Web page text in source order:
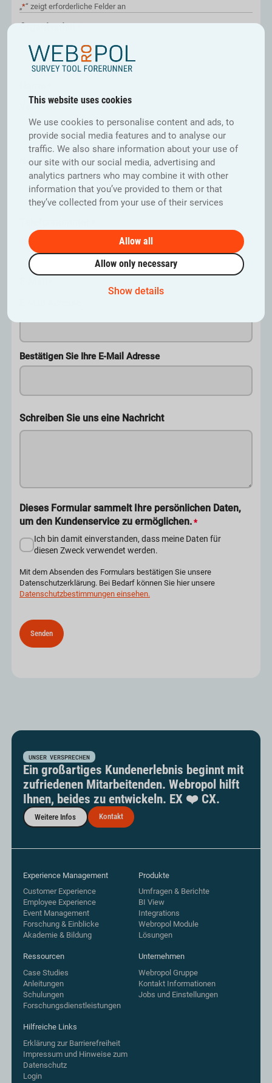
This website uses cookies
We use cookies to personalise content and ads, to
provide social media features and to analyse our
traffic. We also share information about your use of
our site with our social media, advertising and
analytics partners who may combine it with other
information that you’ve provided to them or that
they’ve collected from your use of their services
Allow all
Allow only necessary
Show details
„*“ zeigt erforderliche Felder an
Nachname
Bestätigen Sie Ihre E-Mail Adresse
Schreiben Sie uns eine Nachricht
Dieses Formular sammelt Ihre persönlichen Daten,
um den Kundenservice zu ermöglichen. *
Ich bin damit einverstanden, dass meine Daten für
diesen Zweck verwendet werden.
Mit dem Absenden des Formulars bestätigen Sie unsere
Datenschutzerklärung. Bei Bedarf können Sie hier unsere
Datenschutzbestimmungen einsehen.
UNSER VERSPRECHEN
Ein großartiges Kundenerlebnis beginnt mit
zufriedenen Mitarbeitenden. Webropol hilft
Ihnen, beides zu entwickeln. EX ❤️ CX.
Weitere Infos Kontakt
Experience Management
Customer Experience
Employee Experience
Event Management
Forschung & Einblicke
Akademie & Bildung
Produkte
Umfragen & Berichte
BI View
Integrations
Webropol Module
Lösungen
Ressourcen
Case Studies
Anleitungen
Schulungen
Forschungsdienstleistungen
Unternehmen
Webropol Gruppe
Kontakt Informationen
Jobs und Einstellungen
Hilfreiche Links
Erklärung zur Barrierefreiheit
Impressum und Hinweise zum
Datenschutz
Login